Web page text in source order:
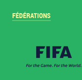
FÉDÉRATIONS